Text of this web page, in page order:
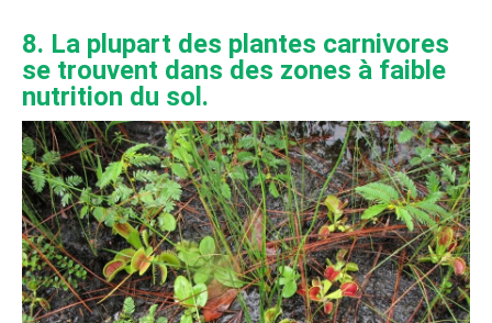
8. La plupart des plantes carnivores
se trouvent dans des zones à faible
nutrition du sol.